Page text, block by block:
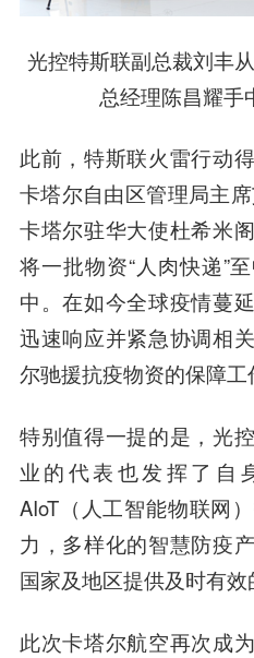
光控特斯联副总裁刘丰
总经理陈昌耀手
此前，特斯联火雷行动
卡塔尔自由区管理局主
卡塔尔驻华大使杜希米
将一批物资“人肉快递”
中。在如今全球疫情蔓
迅速响应并紧急协调相
尔驰援抗疫物资的保障工
特别值得一提的是，光
业的代表也发挥了自
AIoT（人工智能物联网
力，多样化的智慧防疫
国家及地区提供及时有效
此次卡塔尔航空再次成